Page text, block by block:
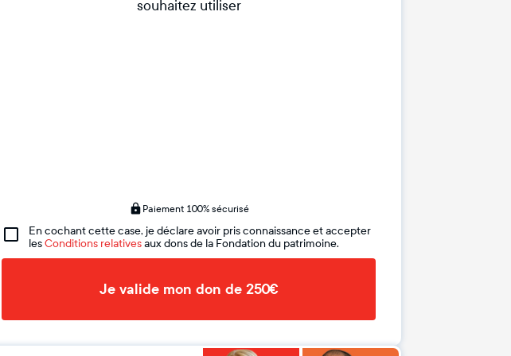
souhaitez utiliser
Paiement 100% sécurisé
En cochant cette case, je déclare avoir pris connaissance et accepter
lesConditions relativesaux dons de la Fondation du patrimoine.
Je valide mon don de 250€